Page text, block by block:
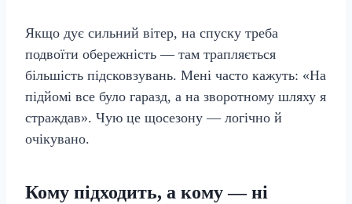
Якщо дує сильний вітер, на спуску треба
подвоїти обережність — там трапляється
більшість підсковзувань. Мені часто кажуть: «На
підйомі все було гаразд, а на зворотному шляху я
страждав». Чую це щосезону — логічно й
очікувано.
Кому підходить, а кому — ні